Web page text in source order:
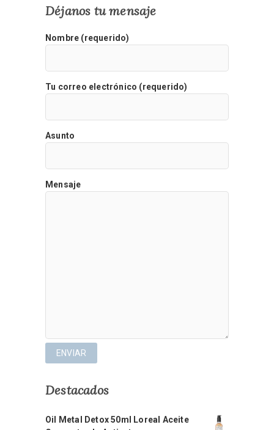
Déjanos tu mensaje
Nombre (requerido)
Tu correo electrónico (requerido)
Asunto
Mensaje
Destacados
Oil Metal Detox 50ml Loreal Aceite